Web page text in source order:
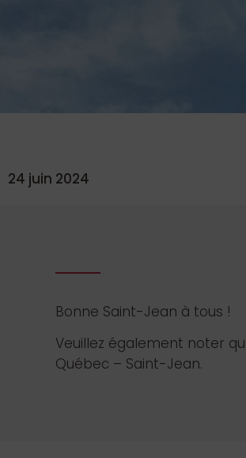
24 juin 2024
Bonne Saint-Jean à tous !
Veuillez également noter
Québec – Saint-Jean.